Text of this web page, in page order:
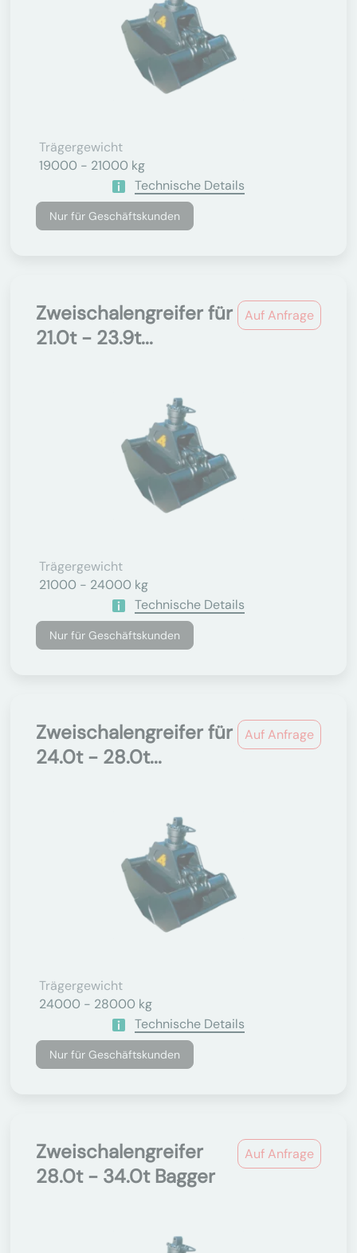
Trägergewicht
19000 - 21000 kg
Technische Details
Nur für Geschäftskunden
Auf Anfrage
Zweischalengreifer für
21.0t - 23.9t...
Trägergewicht
21000 - 24000 kg
Technische Details
Nur für Geschäftskunden
Auf Anfrage
Zweischalengreifer für
24.0t - 28.0t...
Trägergewicht
24000 - 28000 kg
Technische Details
Nur für Geschäftskunden
Auf Anfrage
Zweischalengreifer
28.0t - 34.0t Bagger